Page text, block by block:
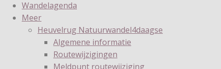
Wandelagenda
Meer
Heuvelrug Natuurwandel4daagse
Algemene informatie
Routewijzigingen
Meldpunt routewijziging